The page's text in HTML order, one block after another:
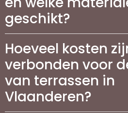
geschikt?
Hoeveel kosten
verbonden voor
van terrassen in
Vlaanderen?